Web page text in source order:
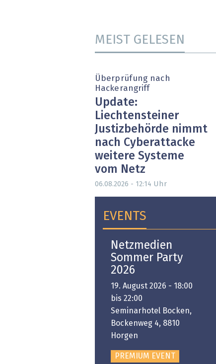
MEIST GELESEN
Überprüfung nach
Hackerangriff
Update:
Liechtensteiner
Justizbehörde nimmt
nach Cyberattacke
weitere Systeme
vom Netz
06.08.2026 - 12:14 Uhr
EVENTS
Netzmedien
Sommer Party
2026
19. August 2026 - 18:00
bis 22:00
Seminarhotel Bocken,
Bockenweg 4, 8810
Horgen
PREMIUM EVENT